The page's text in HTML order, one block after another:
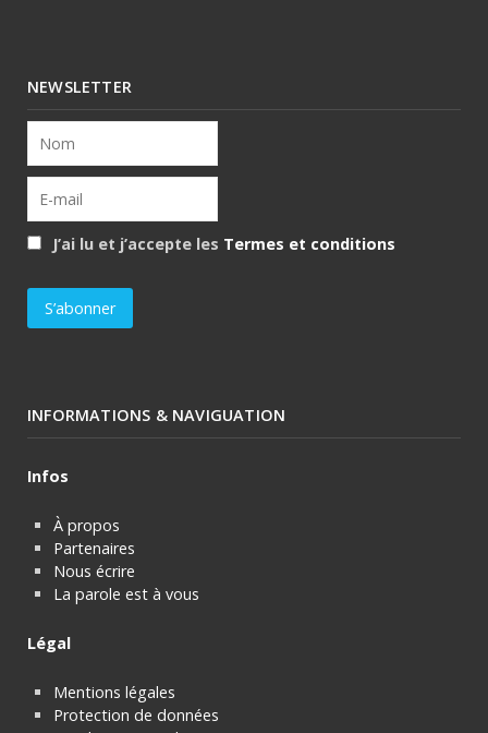
NEWSLETTER
J’ai lu et j’accepte les Termes et conditions
INFORMATIONS & NAVIGUATION
Infos
À propos
Partenaires
Nous écrire
La parole est à vous
Légal
Mentions légales
Protection de données